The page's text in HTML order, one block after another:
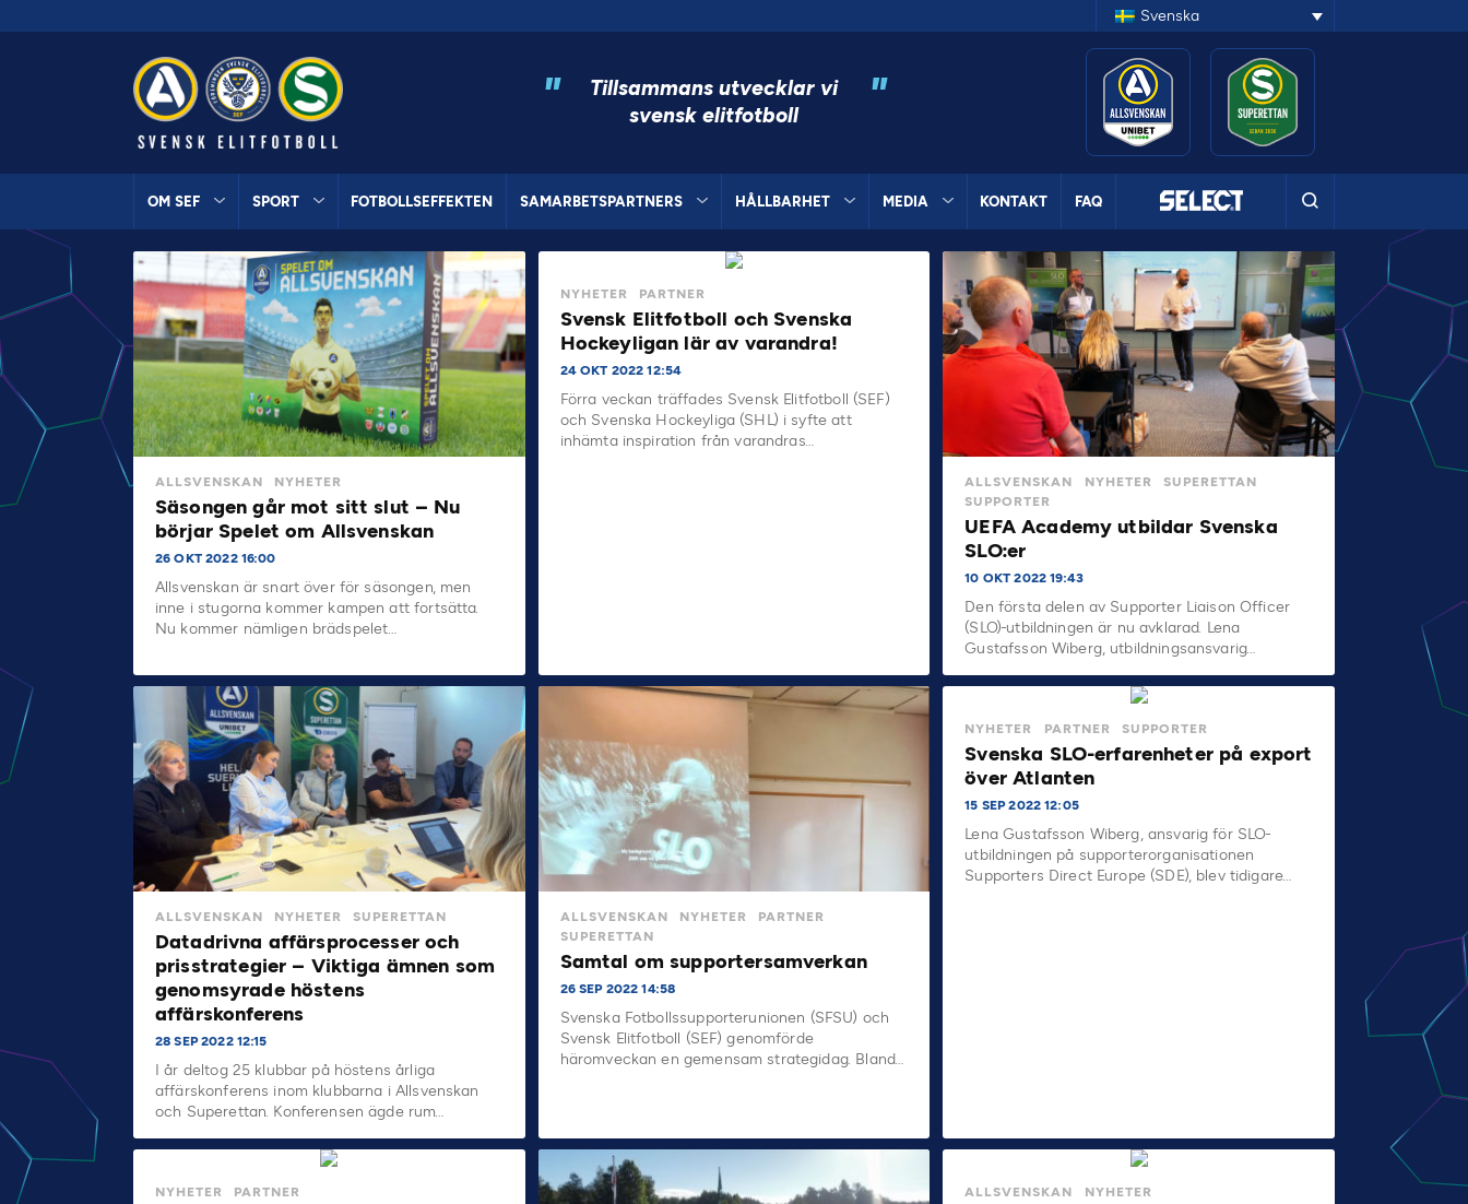
Svenska
"
Tillsammans utvecklar vi
svensk elitfotboll
"
OM SEF SPORT FOTBOLLSEFFEKTEN SAMARBETSPARTNERS HÅLLBARHET MEDIA KONTAKT FAQ
ALLSVENSKAN NYHETER
Säsongen går mot sitt slut – Nu
börjar Spelet om Allsvenskan
26 OKT 2022 16:00
Allsvenskan är snart över för säsongen, men
inne i stugorna kommer kampen att fortsätta.
Nu kommer nämligen brädspelet…
NYHETER PARTNER
Svensk Elitfotboll och Svenska
Hockeyligan lär av varandra!
24 OKT 2022 12:54
Förra veckan träffades Svensk Elitfotboll (SEF)
och Svenska Hockeyliga (SHL) i syfte att
inhämta inspiration från varandras…
ALLSVENSKAN NYHETER
SUPERETTAN
SUPPORTER
UEFA Academy utbildar Svenska
SLO:er
10 OKT 2022 19:43
Den första delen av Supporter Liaison Officer
(SLO)-utbildningen är nu avklarad. Lena
Gustafsson Wiberg, utbildningsansvarig…
ALLSVENSKAN NYHETER SUPERETTAN
Datadrivna affärsprocesser och
prisstrategier – Viktiga ämnen som
genomsyrade höstens
affärskonferens
28 SEP 2022 12:15
I år deltog 25 klubbar på höstens årliga
affärskonferens inom klubbarna i Allsvenskan
och Superettan. Konferensen ägde rum…
ALLSVENSKAN NYHETER
PARTNER
SUPERETTAN
Samtal om supportersamverkan
26 SEP 2022 14:58
Svenska Fotbollssupporterunionen (SFSU) och
Svensk Elitfotboll (SEF) genomförde
häromveckan en gemensam strategidag. Bland…
NYHETER PARTNER SUPPORTER
Svenska SLO-erfarenheter på export
över Atlanten
15 SEP 2022 12:05
Lena Gustafsson Wiberg, ansvarig för SLO-
utbildningen på supporterorganisationen
Supporters Direct Europe (SDE), blev tidigare…
NYHETER PARTNER ALLSVENSKAN NYHETER